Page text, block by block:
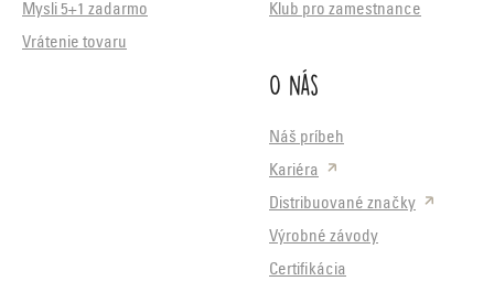
Mysli 5+1 zadarmo
Vrátenie tovaru
Klub pro zamestnance
O nás
Náš príbeh
Kariéra
Distribuované značky
Výrobné závody
Certifikácia